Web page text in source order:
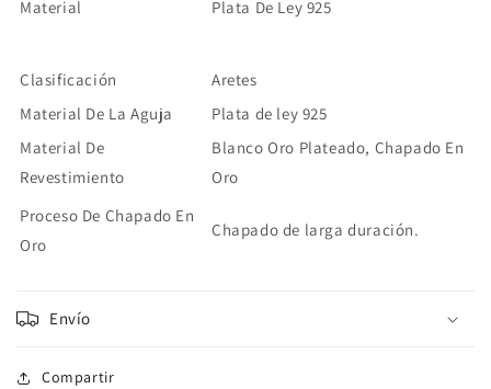
Material
Plata De Ley 925
Clasificación
Aretes
Material De La Aguja
Plata de ley 925
Material De
Revestimiento
Blanco Oro Plateado, Chapado En
Oro
Proceso De Chapado En
Oro
Chapado de larga duración.
Envío
Compartir